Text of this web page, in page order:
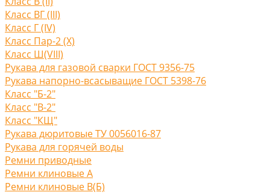
Класс ВГ (III)
Класс Г (IV)
Класс Пар-2 (X)
Класс Ш(VIII)
Рукава для газовой сварки ГОСТ 9356-75
Рукава напорно-всасыващие ГОСТ 5398-76
Класс "Б-2"
Класс "В-2"
Класс "КЩ"
Рукава дюритовые ТУ 0056016-87
Рукава для горячей воды
Ремни приводные
Ремни клиновые A
Ремни клиновые В(Б)